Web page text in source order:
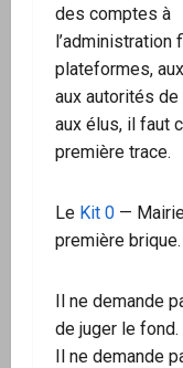
des comptes à
l’administration
plateformes,
aux autorités
aux élus, il faut
première trace.
Le Kit 0 —
première brique.
Il ne demande
de juger le fond.
Il ne demande